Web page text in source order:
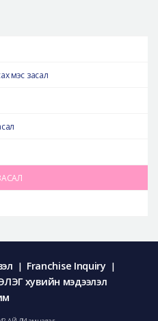
мэс засал
| Franchise Inquiry |
хувийн мэдээлэл